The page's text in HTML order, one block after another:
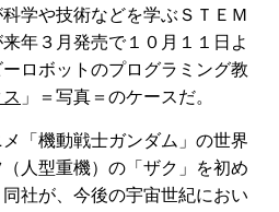
学や技術などを学ぶＳＴＥＭ
年３月発売で１０月１１日よ
ロボットのプログラミング教
」＝写真＝のケースだ。
「機動戦士ガンダム」の世界
人型重機）の「ザク」を初め
社が、今後の宇宙世紀におい